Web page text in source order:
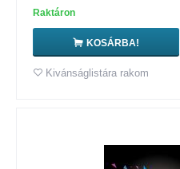
Raktáron
KOSÁRBA!
Kivánságlistára rakom